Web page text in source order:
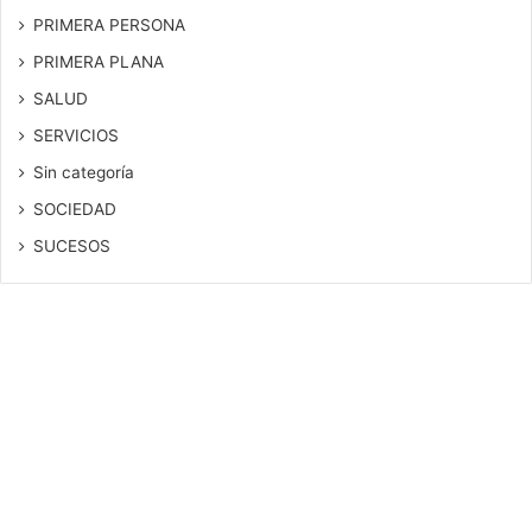
PRIMERA PERSONA
PRIMERA PLANA
SALUD
SERVICIOS
Sin categoría
SOCIEDAD
SUCESOS